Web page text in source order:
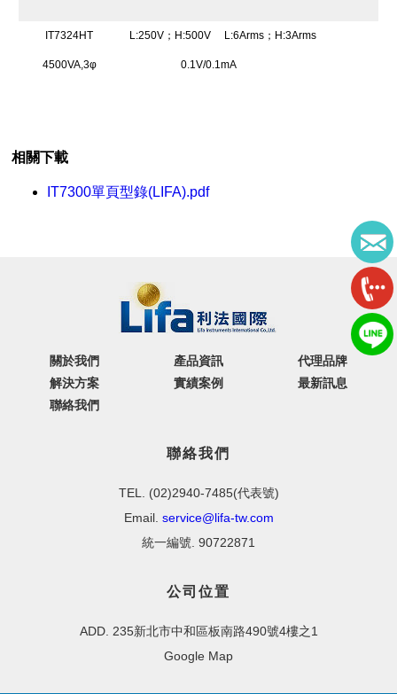
IT7324HT L:250V；H:500V L:6Arms；H:3Arms
4500VA,3φ 0.1V/0.1mA
相關下載
IT7300單頁型錄(LIFA).pdf
關於我們 產品資訊
代理品牌
解決方案
實績案例
最新訊息
聯絡我們
聯絡我們
TEL. (02)2940-7485(代表號)
Email. service@lifa-tw.com
統一編號. 90722871
公司位置
ADD. 235新北市中和區板南路490號4樓之1
Google Map